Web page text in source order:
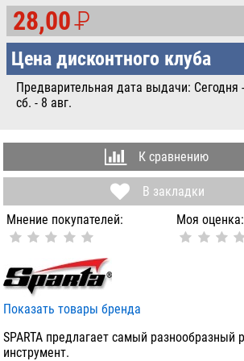
28,00P
УБ.
Цена дисконтного клуба
Предварительная дата выдачи: Сегодня -
сб. - 8 авг.
К сравнению
В закладки
Мнение покупателей:
Моя оценка:
Показать товары бренда
SPARTA предлагает самый разнообразный
инструмент.